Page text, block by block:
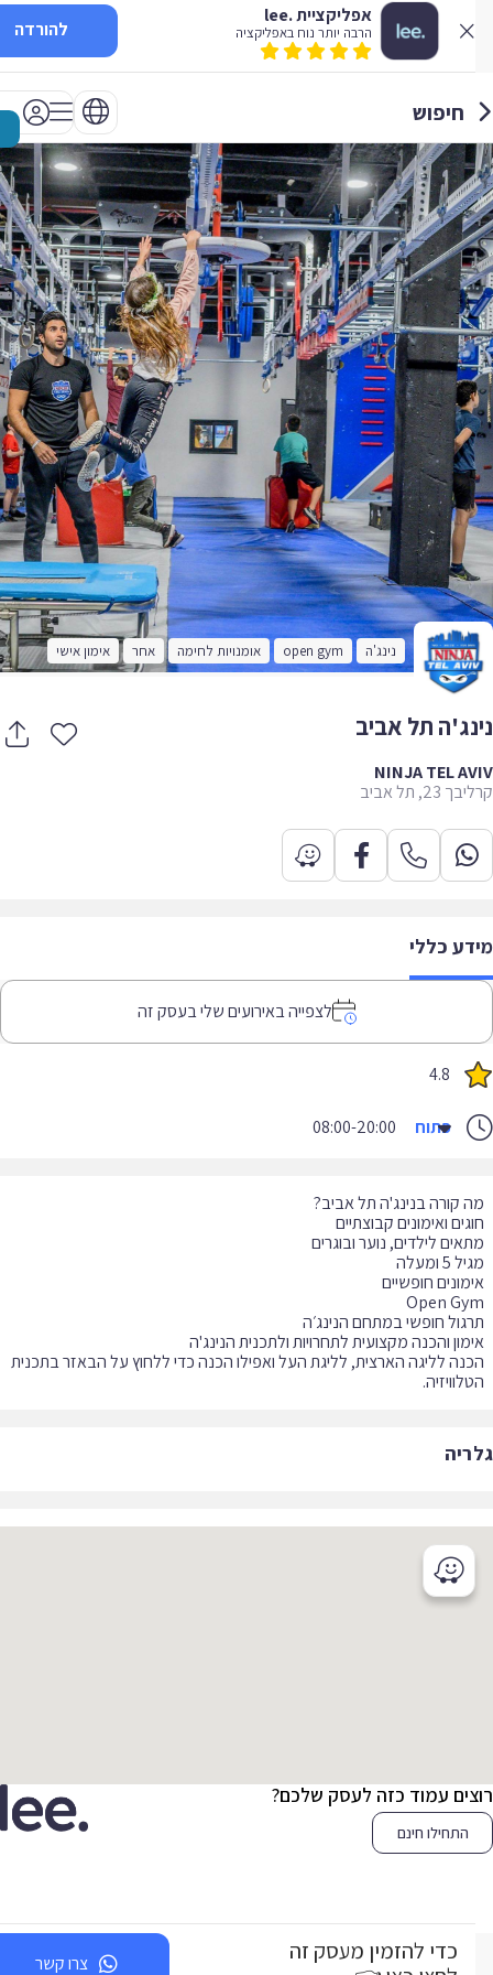
אפליקציית .lee
הרבה יותר נוח באפליקציה להורדה
חיפוש
נינג'ה open gym אומנויות לחימה אחר אימון אישי
תל אביב
NINJA TEL
תל אביב
כללי
לצפייה באירועים שלי בעסק זה
4.8
פתוח 08:00-20:00
לליגה הארצית, לליגת העל ואפילו הכנה כדי ללחוץ על הבאזר בתכנית
עמוד כזה לעסק שלכם?
התחילו חינם
כדי להזמין מעסק זה
צרו קשר